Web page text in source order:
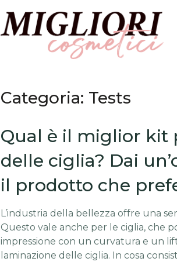
Categoria: Tests
Qual è il miglior kit
delle ciglia? Dai
il prodotto che
L’industria della bellezza offre una
Questo vale anche per le ciglia, che
impressione con un curvatura e un
laminazione delle ciglia. In cosa